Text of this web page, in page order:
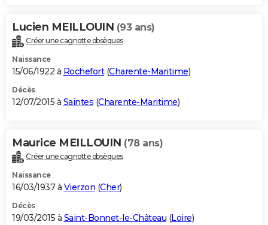
Lucien MEILLOUIN (93 ans)
Créer une cagnotte obsèques
Naissance
15/06/1922 à Rochefort(Charente-Maritime)
Décès
12/07/2015 à Saintes (Charente-Maritime)
Maurice MEILLOUIN (78 ans)
Créer une cagnotte obsèques
Naissance
16/03/1937 à Vierzon (Cher)
Décès
19/03/2015 à Saint-Bonnet-le-Château (Loire)